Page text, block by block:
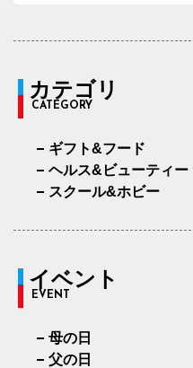
カテゴリ
CATEGORY
ギフト&フード
ヘルス&ビューティー
スクール&ホビー
イベント
EVENT
母の日
父の日